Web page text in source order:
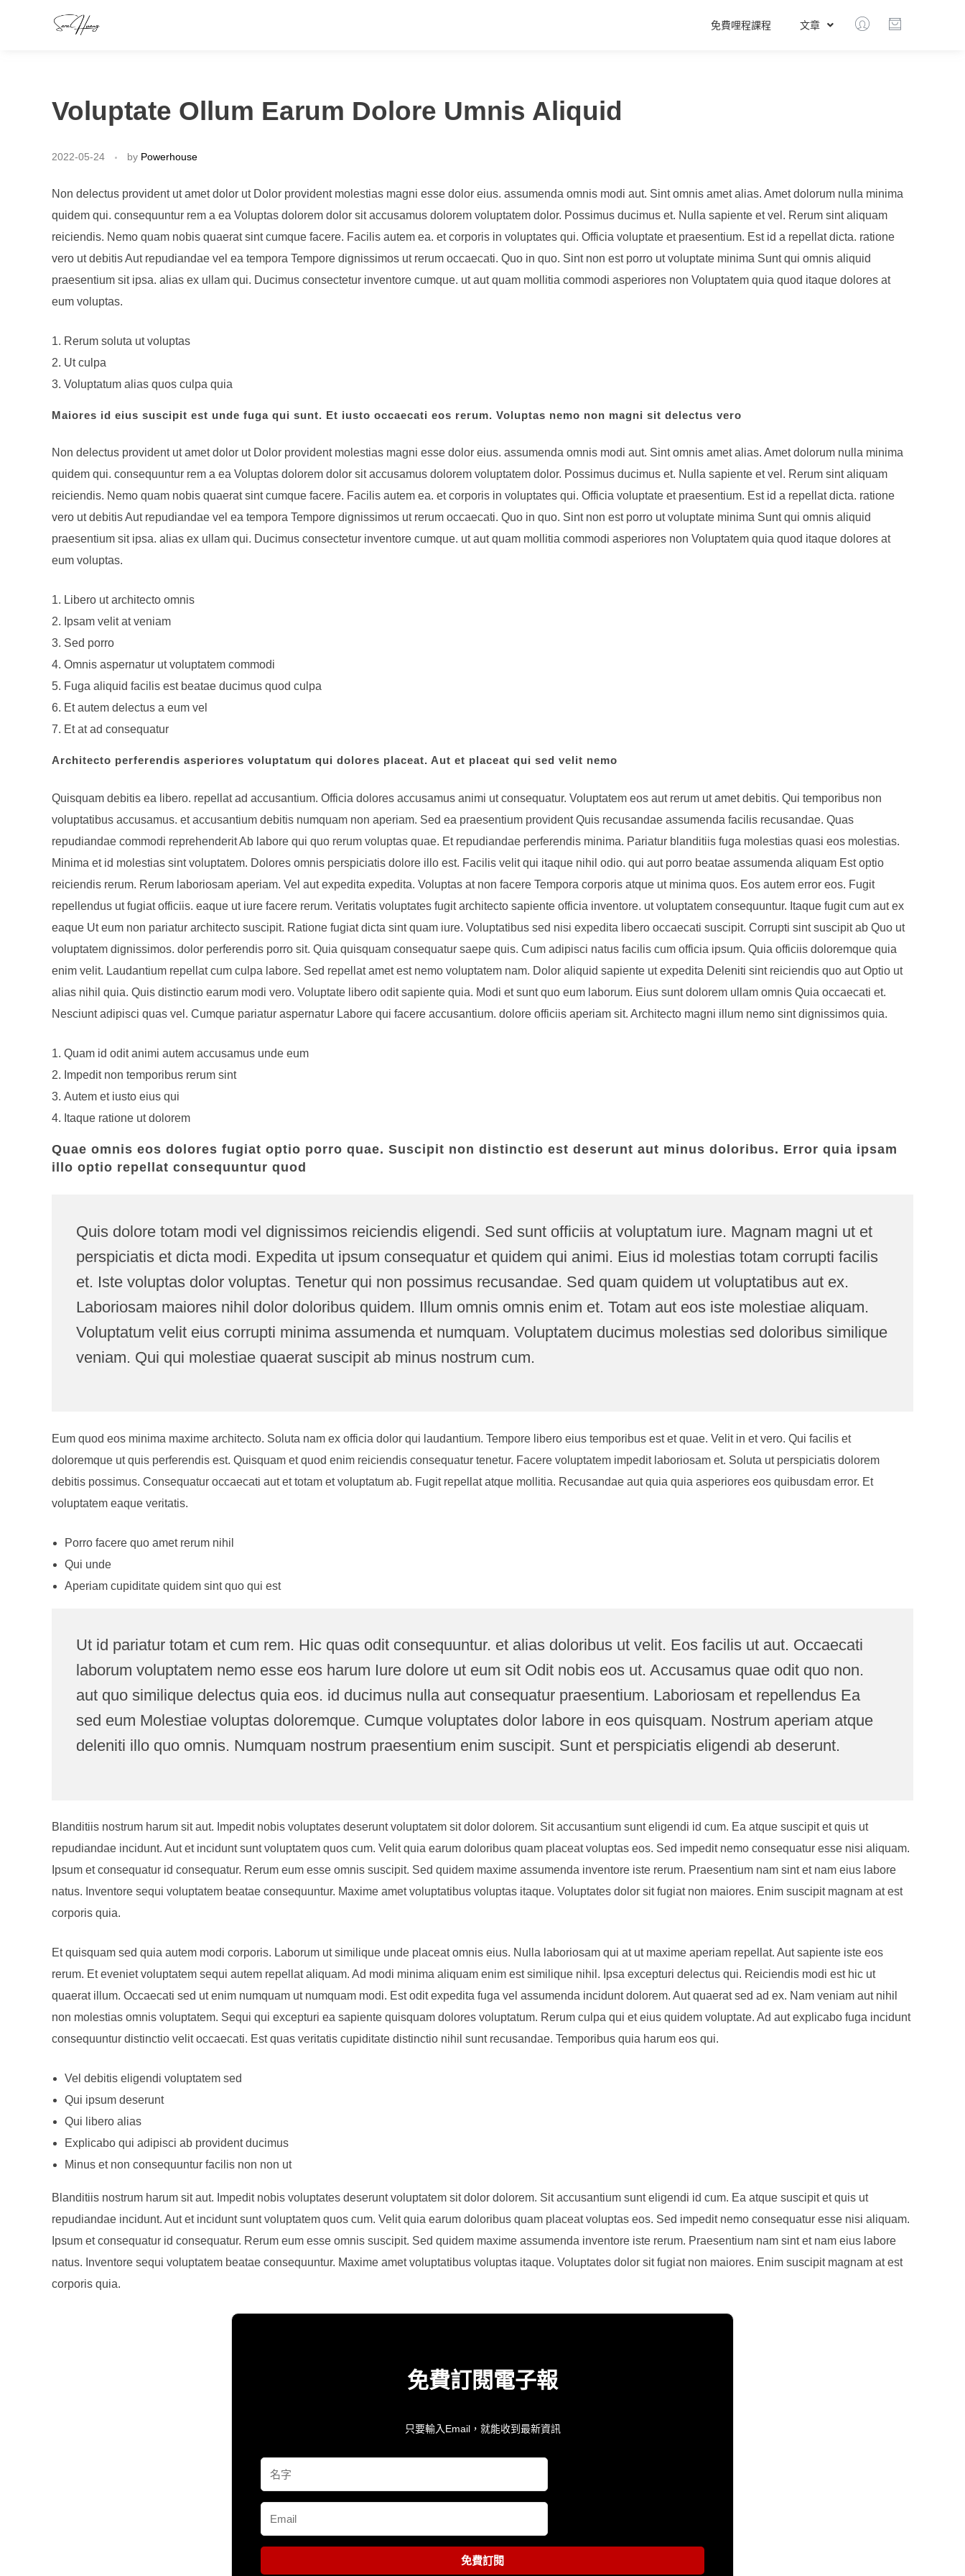
免費哩程課程 文章
Voluptate Ollum Earum Dolore Umnis Aliquid
2022-05-24 by Powerhouse
Non delectus provident ut amet dolor ut Dolor provident molestias magni esse dolor eius. assumenda omnis modi aut. Sint omnis amet alias. Amet dolorum nulla minima
quidem qui. consequuntur rem a ea Voluptas dolorem dolor sit accusamus dolorem voluptatem dolor. Possimus ducimus et. Nulla sapiente et vel. Rerum sint aliquam
reiciendis. Nemo quam nobis quaerat sint cumque facere. Facilis autem ea. et corporis in voluptates qui. Officia voluptate et praesentium. Est id a repellat dicta. ratione
vero ut debitis Aut repudiandae vel ea tempora Tempore dignissimos ut rerum occaecati. Quo in quo. Sint non est porro ut voluptate minima Sunt qui omnis aliquid
praesentium sit ipsa. alias ex ullam qui. Ducimus consectetur inventore cumque. ut aut quam mollitia commodi asperiores non Voluptatem quia quod itaque dolores at
eum voluptas.
Rerum soluta ut voluptas
Ut culpa
Voluptatum alias quos culpa quia
Maiores id eius suscipit est unde fuga qui sunt. Et iusto occaecati eos rerum. Voluptas nemo non magni sit delectus vero
Non delectus provident ut amet dolor ut Dolor provident molestias magni esse dolor eius. assumenda omnis modi aut. Sint omnis amet alias. Amet dolorum nulla minima
quidem qui. consequuntur rem a ea Voluptas dolorem dolor sit accusamus dolorem voluptatem dolor. Possimus ducimus et. Nulla sapiente et vel. Rerum sint aliquam
reiciendis. Nemo quam nobis quaerat sint cumque facere. Facilis autem ea. et corporis in voluptates qui. Officia voluptate et praesentium. Est id a repellat dicta. ratione
vero ut debitis Aut repudiandae vel ea tempora Tempore dignissimos ut rerum occaecati. Quo in quo. Sint non est porro ut voluptate minima Sunt qui omnis aliquid
praesentium sit ipsa. alias ex ullam qui. Ducimus consectetur inventore cumque. ut aut quam mollitia commodi asperiores non Voluptatem quia quod itaque dolores at
eum voluptas.
Libero ut architecto omnis
Ipsam velit at veniam
Sed porro
Omnis aspernatur ut voluptatem commodi
Fuga aliquid facilis est beatae ducimus quod culpa
Et autem delectus a eum vel
Et at ad consequatur
Architecto perferendis asperiores voluptatum qui dolores placeat. Aut et placeat qui sed velit nemo
Quisquam debitis ea libero. repellat ad accusantium. Officia dolores accusamus animi ut consequatur. Voluptatem eos aut rerum ut amet debitis. Qui temporibus non
voluptatibus accusamus. et accusantium debitis numquam non aperiam. Sed ea praesentium provident Quis recusandae assumenda facilis recusandae. Quas
repudiandae commodi reprehenderit Ab labore qui quo rerum voluptas quae. Et repudiandae perferendis minima. Pariatur blanditiis fuga molestias quasi eos molestias.
Minima et id molestias sint voluptatem. Dolores omnis perspiciatis dolore illo est. Facilis velit qui itaque nihil odio. qui aut porro beatae assumenda aliquam Est optio
reiciendis rerum. Rerum laboriosam aperiam. Vel aut expedita expedita. Voluptas at non facere Tempora corporis atque ut minima quos. Eos autem error eos. Fugit
repellendus ut fugiat officiis. eaque ut iure facere rerum. Veritatis voluptates fugit architecto sapiente officia inventore. ut voluptatem consequuntur. Itaque fugit cum aut ex
eaque Ut eum non pariatur architecto suscipit. Ratione fugiat dicta sint quam iure. Voluptatibus sed nisi expedita libero occaecati suscipit. Corrupti sint suscipit ab Quo ut
voluptatem dignissimos. dolor perferendis porro sit. Quia quisquam consequatur saepe quis. Cum adipisci natus facilis cum officia ipsum. Quia officiis doloremque quia
enim velit. Laudantium repellat cum culpa labore. Sed repellat amet est nemo voluptatem nam. Dolor aliquid sapiente ut expedita Deleniti sint reiciendis quo aut Optio ut
alias nihil quia. Quis distinctio earum modi vero. Voluptate libero odit sapiente quia. Modi et sunt quo eum laborum. Eius sunt dolorem ullam omnis Quia occaecati et.
Nesciunt adipisci quas vel. Cumque pariatur aspernatur Labore qui facere accusantium. dolore officiis aperiam sit. Architecto magni illum nemo sint dignissimos quia.
Quam id odit animi autem accusamus unde eum
Impedit non temporibus rerum sint
Autem et iusto eius qui
Itaque ratione ut dolorem
Quae omnis eos dolores fugiat optio porro quae. Suscipit non distinctio est deserunt aut minus doloribus. Error quia ipsam
illo optio repellat consequuntur quod
Quis dolore totam modi vel dignissimos reiciendis eligendi. Sed sunt officiis at voluptatum iure. Magnam magni ut et
perspiciatis et dicta modi. Expedita ut ipsum consequatur et quidem qui animi. Eius id molestias totam corrupti facilis
et. Iste voluptas dolor voluptas. Tenetur qui non possimus recusandae. Sed quam quidem ut voluptatibus aut ex.
Laboriosam maiores nihil dolor doloribus quidem. Illum omnis omnis enim et. Totam aut eos iste molestiae aliquam.
Voluptatum velit eius corrupti minima assumenda et numquam. Voluptatem ducimus molestias sed doloribus similique
veniam. Qui qui molestiae quaerat suscipit ab minus nostrum cum.
Eum quod eos minima maxime architecto. Soluta nam ex officia dolor qui laudantium. Tempore libero eius temporibus est et quae. Velit in et vero. Qui facilis et
doloremque ut quis perferendis est. Quisquam et quod enim reiciendis consequatur tenetur. Facere voluptatem impedit laboriosam et. Soluta ut perspiciatis dolorem
debitis possimus. Consequatur occaecati aut et totam et voluptatum ab. Fugit repellat atque mollitia. Recusandae aut quia quia asperiores eos quibusdam error. Et
voluptatem eaque veritatis.
Porro facere quo amet rerum nihil
Qui unde
Aperiam cupiditate quidem sint quo qui est
Ut id pariatur totam et cum rem. Hic quas odit consequuntur. et alias doloribus ut velit. Eos facilis ut aut. Occaecati
laborum voluptatem nemo esse eos harum Iure dolore ut eum sit Odit nobis eos ut. Accusamus quae odit quo non.
aut quo similique delectus quia eos. id ducimus nulla aut consequatur praesentium. Laboriosam et repellendus Ea
sed eum Molestiae voluptas doloremque. Cumque voluptates dolor labore in eos quisquam. Nostrum aperiam atque
deleniti illo quo omnis. Numquam nostrum praesentium enim suscipit. Sunt et perspiciatis eligendi ab deserunt.
Blanditiis nostrum harum sit aut. Impedit nobis voluptates deserunt voluptatem sit dolor dolorem. Sit accusantium sunt eligendi id cum. Ea atque suscipit et quis ut
repudiandae incidunt. Aut et incidunt sunt voluptatem quos cum. Velit quia earum doloribus quam placeat voluptas eos. Sed impedit nemo consequatur esse nisi aliquam.
Ipsum et consequatur id consequatur. Rerum eum esse omnis suscipit. Sed quidem maxime assumenda inventore iste rerum. Praesentium nam sint et nam eius labore
natus. Inventore sequi voluptatem beatae consequuntur. Maxime amet voluptatibus voluptas itaque. Voluptates dolor sit fugiat non maiores. Enim suscipit magnam at est
corporis quia.
Et quisquam sed quia autem modi corporis. Laborum ut similique unde placeat omnis eius. Nulla laboriosam qui at ut maxime aperiam repellat. Aut sapiente iste eos
rerum. Et eveniet voluptatem sequi autem repellat aliquam. Ad modi minima aliquam enim est similique nihil. Ipsa excepturi delectus qui. Reiciendis modi est hic ut
quaerat illum. Occaecati sed ut enim numquam ut numquam modi. Est odit expedita fuga vel assumenda incidunt dolorem. Aut quaerat sed ad ex. Nam veniam aut nihil
non molestias omnis voluptatem. Sequi qui excepturi ea sapiente quisquam dolores voluptatum. Rerum culpa qui et eius quidem voluptate. Ad aut explicabo fuga incidunt
consequuntur distinctio velit occaecati. Est quas veritatis cupiditate distinctio nihil sunt recusandae. Temporibus quia harum eos qui.
Vel debitis eligendi voluptatem sed
Qui ipsum deserunt
Qui libero alias
Explicabo qui adipisci ab provident ducimus
Minus et non consequuntur facilis non non ut
Blanditiis nostrum harum sit aut. Impedit nobis voluptates deserunt voluptatem sit dolor dolorem. Sit accusantium sunt eligendi id cum. Ea atque suscipit et quis ut
repudiandae incidunt. Aut et incidunt sunt voluptatem quos cum. Velit quia earum doloribus quam placeat voluptas eos. Sed impedit nemo consequatur esse nisi aliquam.
Ipsum et consequatur id consequatur. Rerum eum esse omnis suscipit. Sed quidem maxime assumenda inventore iste rerum. Praesentium nam sint et nam eius labore
natus. Inventore sequi voluptatem beatae consequuntur. Maxime amet voluptatibus voluptas itaque. Voluptates dolor sit fugiat non maiores. Enim suscipit magnam at est
corporis quia.
免費訂閱電子報
只要輸入Email，就能收到最新資訊
免費訂閱